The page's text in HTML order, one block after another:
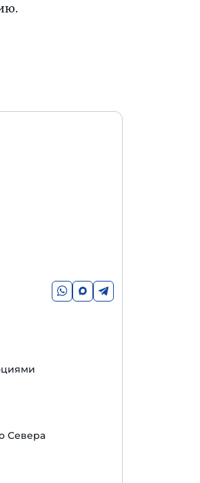
Севера